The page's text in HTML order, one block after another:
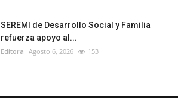
SEREMI de Desarrollo Social y Familia
refuerza apoyo al...
Editora Agosto 6, 2026 153